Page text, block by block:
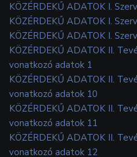
KÖZÉRDEKŰ ADATOK I.
KÖZÉRDEKŰ ADATOK I.
KÖZÉRDEKŰ ADATOK I.
KÖZÉRDEKŰ ADATOK II.
vonatkozó adatok 1
KÖZÉRDEKŰ ADATOK II.
vonatkozó adatok 10
KÖZÉRDEKŰ ADATOK II.
vonatkozó adatok 11
KÖZÉRDEKŰ ADATOK II.
vonatkozó adatok 12